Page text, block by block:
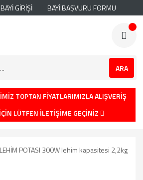
BAYİ GİRİŞİ BAYİ BAŞVURU FORMU
ARA
TOPTAN FİYATLARIMIZLA ALIŞVERİŞ
LÜTFEN İLETİŞİME GEÇİNİZ